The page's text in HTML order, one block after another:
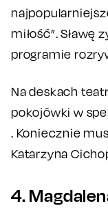
miłość”. Sławę
programie
Na deskach
pokojówki w
. Koniecznie
Katarzyna
4.